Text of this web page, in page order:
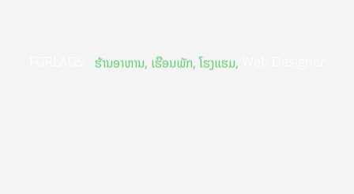
ຮ້ານອາຫານ, ເຮືອນພັກ, ໂຮງແຮມ,